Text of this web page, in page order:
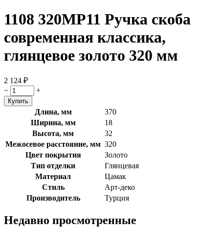
1108 320MP11 Ручка скоба
современная классика,
глянцевое золото 320 мм
2 124 ₽
−
+
Длина, мм
370
Ширина, мм
18
Высота, мм
32
Межосевое расстояние, мм 320
Цвет покрытия
Золото
Тип отделки
Глянцевая
Материал
Цамак
Стиль
Арт-деко
Производитель
Турция
Недавно просмотренные